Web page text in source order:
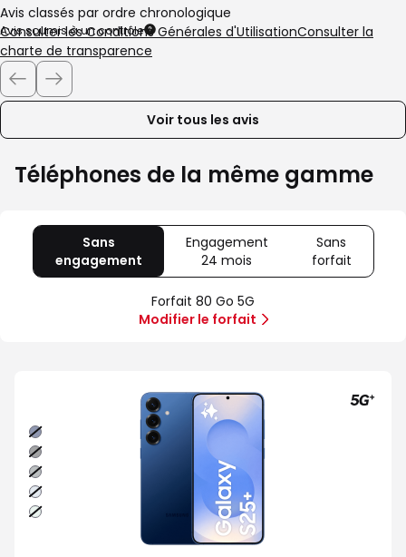
Avis classés par ordre chronologique
Avis soumis à un contrôle
Consulter les Conditions Générales d'UtilisationConsulter la
charte de transparence
Voir tous les avis
Téléphones de la même gamme
Sans
engagement
80
Go
5G
Engagement
24 mois
Offre
spéciale
Illimité
Sans
forfait
Sans
Forfait 80 Go 5G
Modifier le forfait
Bleu
nuit
Noir
absolu
Gris
Bleu
clair
Vert
d'eau